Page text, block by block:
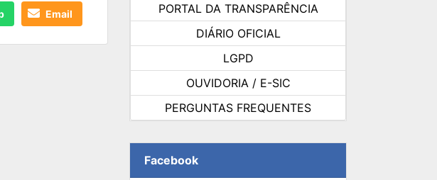
Email
PORTAL DA TRANSPARÊNCIA
DIÁRIO OFICIAL
LGPD
OUVIDORIA / E-SIC
PERGUNTAS FREQUENTES
Facebook